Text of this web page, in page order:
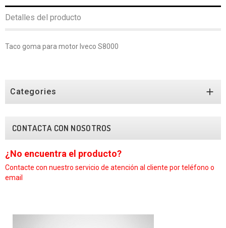
Detalles del producto
Taco goma para motor Iveco S8000
Categories 
CONTACTA CON NOSOTROS
¿No encuentra el producto?
Contacte con nuestro servicio de atención al cliente por teléfono o
email